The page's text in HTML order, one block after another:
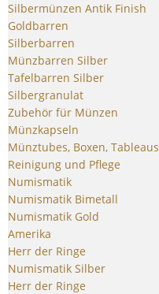
Silbermünzen Antik Finish
Goldbarren
Silberbarren
Münzbarren Silber
Tafelbarren Silber
Silbergranulat
Zubehör für Münzen
Münzkapseln
Münztubes, Boxen, Tableaus
Reinigung und Pflege
Numismatik
Numismatik Bimetall
Numismatik Gold
Amerika
Herr der Ringe
Numismatik Silber
Herr der Ringe